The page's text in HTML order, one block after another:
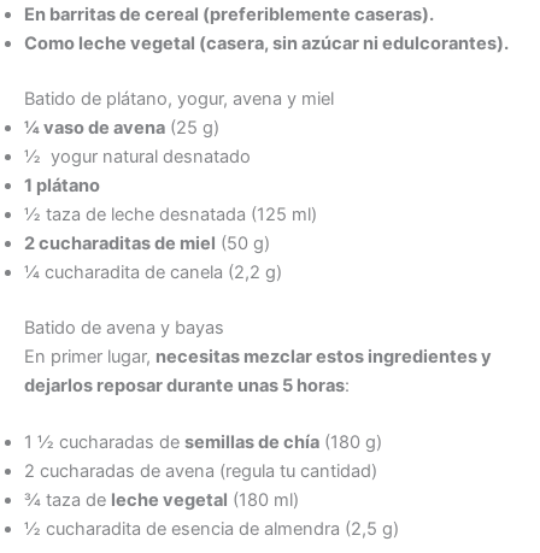
En barritas de cereal (preferiblemente caseras).
Como leche vegetal (casera, sin azúcar ni edulcorantes).
Batido de plátano, yogur, avena y miel
¼ vaso de avena (25 g)
½ yogur natural desnatado
1 plátano
½ taza de leche desnatada (125 ml)
2 cucharaditas de miel (50 g)
¼ cucharadita de canela (2,2 g)
Batido de avena y bayas
En primer lugar, necesitas mezclar estos ingredientes y
dejarlos reposar durante unas 5 horas:
1 ½ cucharadas de semillas de chía (180 g)
2 cucharadas de avena (regula tu cantidad)
¾ taza de leche vegetal (180 ml)
½ cucharadita de esencia de almendra (2,5 g)